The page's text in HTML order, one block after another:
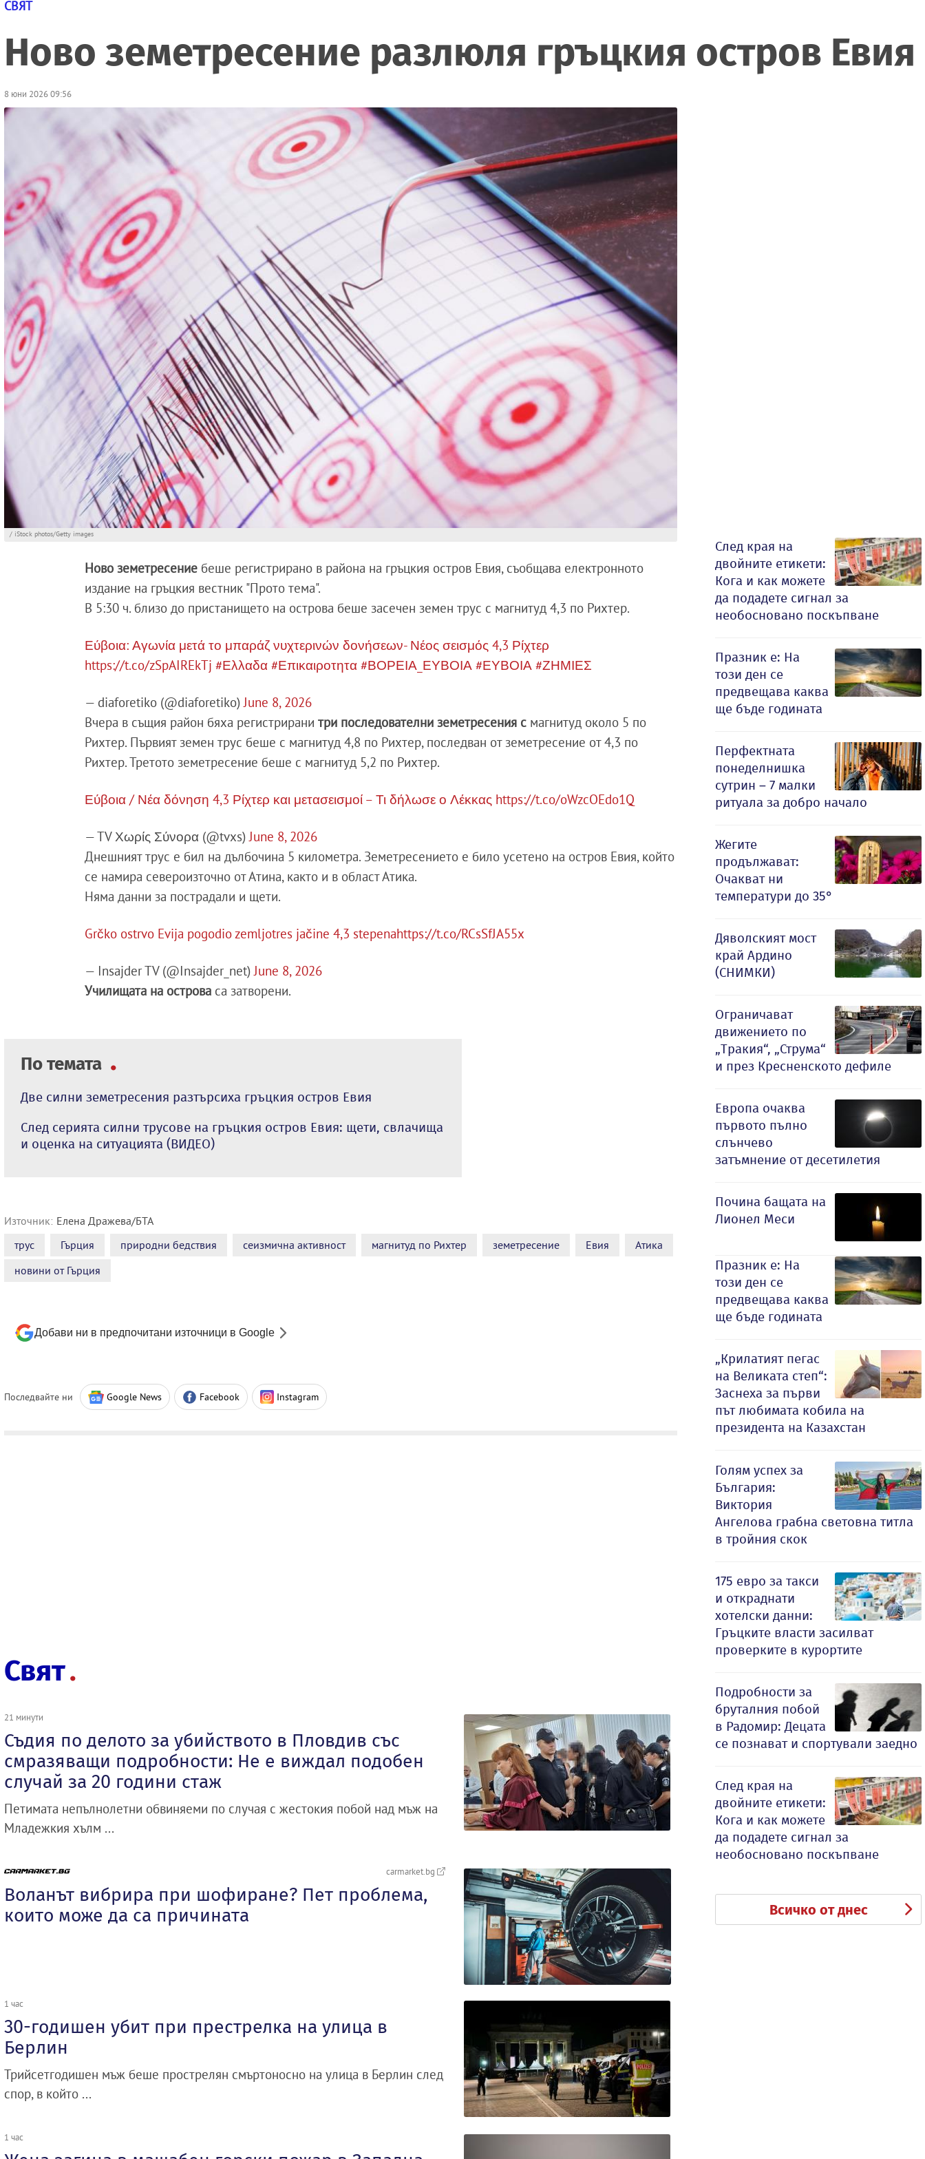
СВЯТ
Ново земетресение разлюля гръцкия остров Евия
8 юни 2026 09:56
/ iStock photos/Getty images
Ново земетресение беше регистрирано в района на гръцкия остров Евия, съобщава електронното
издание на гръцкия вестник "Прото тема".
В 5:30 ч. близо до пристанището на острова беше засечен земен трус с магнитуд 4,3 по Рихтер.
Εύβοια: Αγωνία μετά το μπαράζ νυχτερινών δονήσεων- Νέος σεισμός 4,3 Ρίχτερ
https://t.co/zSpAIREkTj #Ελλαδα #Επικαιροτητα #ΒΟΡΕΙΑ_ΕΥΒΟΙΑ #ΕΥΒΟΙΑ #ΖΗΜΙΕΣ
— diaforetiko (@diaforetiko)June 8, 2026
Вчера в същия район бяха регистриранитри последователни земетресения с магнитуд около 5 по
Рихтер. Първият земен трус беше с магнитуд 4,8 по Рихтер, последван от земетресение от 4,3 по
Рихтер. Третото земетресение беше с магнитуд 5,2 по Рихтер.
Εύβοια / Νέα δόνηση 4,3 Ρίχτερ και μετασεισμοί – Τι δήλωσε ο Λέκκας https://t.co/oWzcOEdo1Q
— TV Χωρίς Σύνορα (@tvxs)June 8, 2026
Днешният трус е бил на дълбочина 5 километра. Земетресението е било усетено на остров Евия, който
се намира североизточно от Атина, както и в област Атика.
Няма данни за пострадали и щети.
Grčko ostrvo Evija pogodio zemljotres jačine 4,3 stepenahttps://t.co/RCsSfJA55x
— Insajder TV (@Insajder_net)June 8, 2026
Училищата на острова са затворени.
По темата
Две силни земетресения разтърсиха гръцкия остров Евия
След серията силни трусове на гръцкия остров Евия: щети, свлачища
и оценка на ситуацията (ВИДЕО)
Източник: Елена Дражева/БТА
трус
Гърция природни бедствия сеизмична активност магнитуд по Рихтер земетресение Евия
Атика
новини от Гърция
Добави ни в предпочитани източници в Google
Последвайте ни Google News Facebook Instagram
Свят
21 минути
Съдия по делото за убийството в Пловдив със
смразяващи подробности: Не е виждал подобен
случай за 20 години стаж
Петимата непълнолетни обвиняеми по случая с жестокия побой над мъж на
Младежкия хълм ...
carmarket.bg
Воланът вибрира при шофиране? Пет проблема,
които може да са причината
1 час
30-годишен убит при престрелка на улица в
Берлин
Трийсетгодишен мъж беше прострелян смъртоносно на улица в Берлин след
спор, в който ...
1 час
След края на
двойните етикети:
Кога и как можете
да подадете сигнал за
необосновано поскъпване
Празник е: На
този ден се
предвещава каква
ще бъде годината
Перфектната
понеделнишка
сутрин – 7 малки
ритуала за добро начало
Жегите
продължават:
Очакват ни
температури до 35°
Дяволският мост
край Ардино
(СНИМКИ)
Ограничават
движението по
„Тракия“, „Струма“
и през Кресненското дефиле
Европа очаква
първото пълно
слънчево
затъмнение от десетилетия
Почина бащата на
Лионел Меси
Празник е: На
този ден се
предвещава каква
ще бъде годината
„Крилатият пегас
на Великата степ“:
Заснеха за първи
път любимата кобила на
президента на Казахстан
Голям успех за
България:
Виктория
Ангелова грабна световна титла
в тройния скок
175 евро за такси
и откраднати
хотелски данни:
Гръцките власти засилват
проверките в курортите
Подробности за
бруталния побой
в Радомир: Децата
се познават и спортували заедно
След края на
двойните етикети:
Кога и как можете
да подадете сигнал за
необосновано поскъпване
Всичко от днес